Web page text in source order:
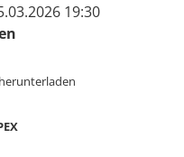
19:30